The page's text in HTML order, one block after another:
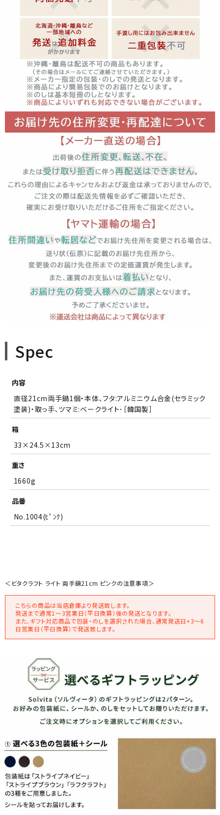
close
■包装の有無（通常発送日＋3営業日以降発送）
(
必
須
□のし紙の有無（のし上・表書きの選択・内のし対応）
(
＞のしのお名前（のし下・印字する場合は入力してください）
※ギフト対応について
(
須
確認しました
Spec
内容
直径21cm両手鍋1個・本体､フタ:アルミニウム合金(セラミック
塗装)・取っ手､ツマミ:ベークライト･［韓国製］
箱
33×24.5×13cm
重さ
1660g
品番
No.1004(ﾋﾟﾝｸ)
＜ビタクラフト ライト 両手鍋21cm ピンクの注意事項＞
こちらの商品は当店倉庫より発送致します。
発送まで通常1～3営業日（平日換算）後の発送となります。
また、ギフト対応商品で包装・のしを選択された場合、通常発送日+3～6
日営業日（平日換算）で発送致します。